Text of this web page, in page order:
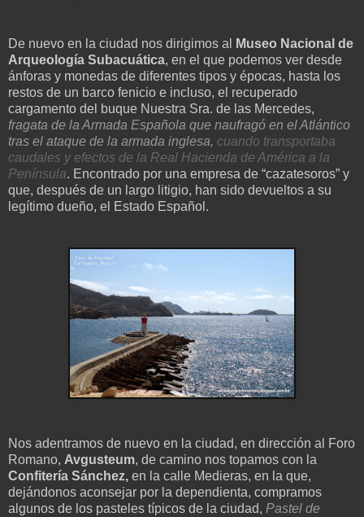
De nuevo en la ciudad nos dirigimos al
Museo Nacional de
Arqueología Subacuática, en el que podemos ver desde
ánforas y monedas de diferentes tipos y épocas, hasta los
restos de un barco fenicio e incluso, el recuperado
cargamento del buque Nuestra Sra. de las Mercedes,
fragata de la Armada Española que naufragó en el Atlántico
tras el ataque de la armada inglesa, cuando transportaba
caudales y efectos de la Real Hacienda de América a la
Península. Encontrado por una empresa de “cazatesoros” y
que, después de un largo litigio, han sido devueltos a su
legítimo dueño, el Estado Español.
Nos adentramos de nuevo en la ciudad, en dirección al Foro
Romano, Avgusteum, de camino nos topamos con la
Confitería Sánchez, en la calle Medieras, en la que,
dejándonos aconsejar por la dependienta, compramos
algunos de los pasteles típicos de la ciudad, Pastel de